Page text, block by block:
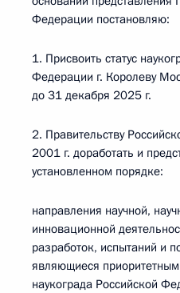
Федерации постановляю:
1. Присвоить статус
Федерации г. Королеву
до 31 декабря 2025 г.
2. Правительству
2001 г. доработать и
установленном порядке:
направления научной,
инновационной
разработок, испытаний и
являющиеся
наукограда Российской